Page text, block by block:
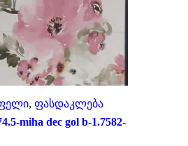
,ფასდაკლება
miha dec gol b-1.7582-